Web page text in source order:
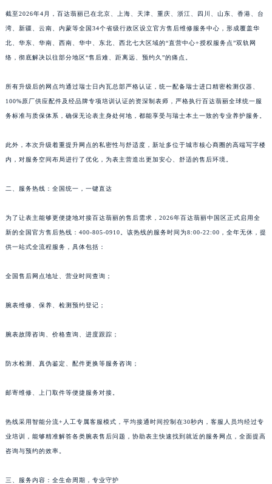
截至2026年4月，百达翡丽已在北京、上海、天津、重庆、浙江、四川、山东、香港、台
湾、新疆、云南、内蒙等全国34个省级行政区设立官方售后维修服务中心，形成覆盖华
北、华东、华南、西南、华中、东北、西北七大区域的“直营中心+授权服务点”双轨网
络，彻底解决以往部分地区“售后难、距离远、预约久”的痛点。
所有升级后的网点均通过瑞士日内瓦总部严格认证，统一配备瑞士进口精密检测仪器、
100%原厂供应配件及经品牌专项培训认证的资深制表师，严格执行百达翡丽全球统一服
务标准与质保体系，确保无论表主身处何地，都能享受与瑞士本土一致的专业养护服务。
此外，本次升级着重提升网点的私密性与舒适度，新址多位于城市核心商圈的高端写字楼
内，对服务空间布局进行了优化，为表主营造出更加安心、舒适的售后环境。
二、服务热线：全国统一，一键直达
为了让表主能够更便捷地对接百达翡丽的售后需求，2026年百达翡丽中国区正式启用全
新的全国官方售后热线：400-805-0910。该热线的服务时间为8:00-22:00，全年无休，提
供一站式全流程服务，具体包括：
全国售后网点地址、营业时间查询；
腕表维修、保养、检测预约登记；
腕表故障咨询、价格查询、进度跟踪；
防水检测、真伪鉴定、配件更换等服务咨询；
邮寄维修、上门取件等便捷服务对接。
热线采用智能分流+人工专属客服模式，平均接通时间控制在30秒内，客服人员均经过专
业培训，能够精准解答各类腕表售后问题，协助表主快速找到就近的服务网点，全面提高
咨询与预约的效率。
三、服务内容：全生命周期，专业守护